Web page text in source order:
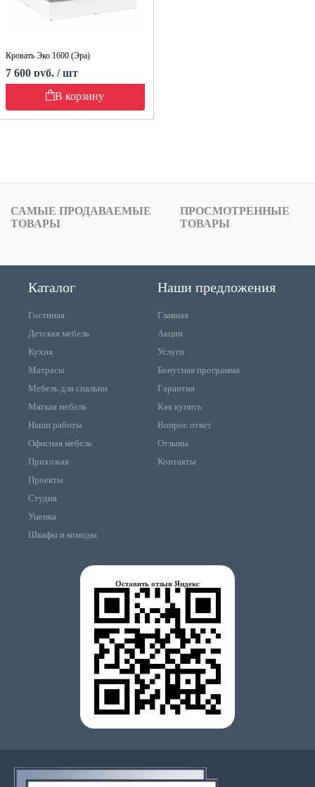
Кровать Эко 1600 (Эра)
7 600 руб. / шт
В корзину
САМЫЕ ПРОДАВАЕМЫЕ
ТОВАРЫ
ПРОСМОТРЕННЫЕ
ТОВАРЫ
Каталог
Гостиная
Детская мебель
Кухня
Матрасы
Мебель для спальни
Мягкая мебель
Наши работы
Офисная мебель
Прихожая
Проекты
Студия
Уценка
Шкафы и комоды
Наши предложения
Главная
Акции
Услуги
Бонусная программа
Гарантия
Как купить
Вопрос ответ
Отзывы
Контакты
Оставить отзыв Яндекс